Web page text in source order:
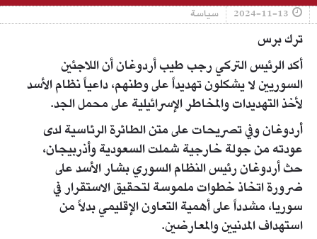
2024-11-13 سياسة
ترك برس
أكد الرئيس التركي رجب طيب أردوغان أن اللاجئين
السوريين لا يشكلون تهديداً على وطنهم، داعياً نظام الأسد
لأخذ التهديدات والمخاطر الإسرائيلية على محمل الجد.
أردوغان وفي تصريحات على متن الطائرة الرئاسية لدى
عودته من جولة خارجية شملت السعودية وأذربيجان،
حث أردوغان رئيس النظام السوري بشار الأسد على
ضرورة اتخاذ خطوات ملموسة لتحقيق الاستقرار في
سوريا، مشدداً على أهمية التعاون الإقليمي بدلاً من
استهداف المدنيين والمعارضين.